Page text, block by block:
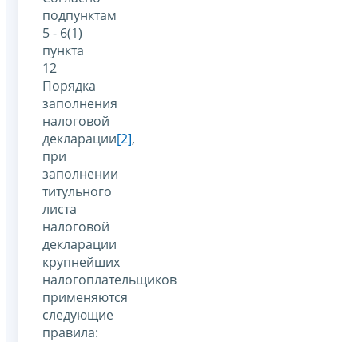
подпунктам
5 - 6(1)
пункта
12
Порядка
заполнения
налоговой
декларации[2],
при
заполнении
титульного
листа
налоговой
декларации
крупнейших
налогоплательщиков
применяются
следующие
правила: